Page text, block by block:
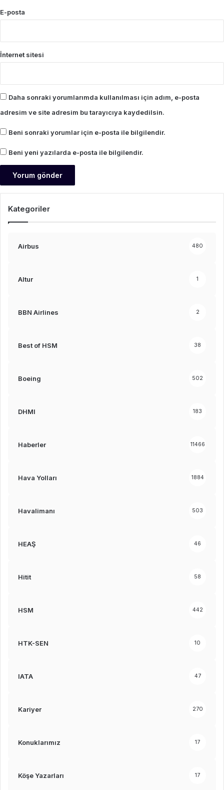
E-posta
İnternet sitesi
Daha sonraki yorumlarımda kullanılması için adım, e-posta
adresim ve site adresim bu tarayıcıya kaydedilsin.
Beni sonraki yorumlar için e-posta ile bilgilendir.
Beni yeni yazılarda e-posta ile bilgilendir.
Kategoriler
Airbus 480
Altur 1
BBN Airlines 2
Best of HSM 38
Boeing 502
DHMI 183
Haberler 11466
Hava Yolları 1884
Havalimanı 503
HEAŞ 46
Hitit 58
HSM 442
HTK-SEN 10
IATA 47
Kariyer 270
Konuklarımız 17
Köşe Yazarları 17